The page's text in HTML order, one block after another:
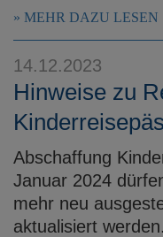
MEHR DAZU LESEN
14.12.2023
Hinweise zu
Abschaffung
Januar 2024
mehr neu
aktualisiert